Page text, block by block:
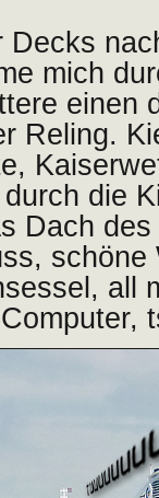
Decks
mich
einen
Reling.
durch die
Dach
all